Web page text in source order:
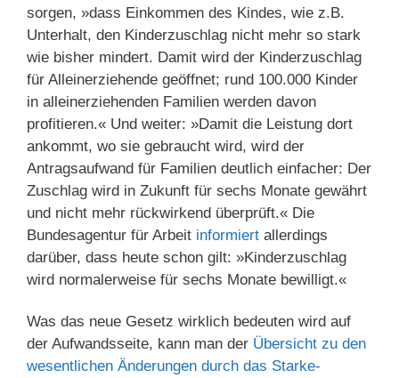
sorgen, »dass Einkommen des Kindes, wie z.B.
Unterhalt, den Kinderzuschlag nicht mehr so stark
wie bisher mindert. Damit wird der Kinderzuschlag
für Alleinerziehende geöffnet; rund 100.000 Kinder
in alleinerziehenden Familien werden davon
profitieren.« Und weiter: »Damit die Leistung dort
ankommt, wo sie gebraucht wird, wird der
Antragsaufwand für Familien deutlich einfacher: Der
Zuschlag wird in Zukunft für sechs Monate gewährt
und nicht mehr rückwirkend überprüft.« Die
Bundesagentur für Arbeit informiert allerdings
darüber, dass heute schon gilt: »Kinderzuschlag
wird normalerweise für sechs Monate bewilligt.«
Was das neue Gesetz wirklich bedeuten wird auf
der Aufwandsseite, kann man der Übersicht zu den
wesentlichen Änderungen durch das Starke-